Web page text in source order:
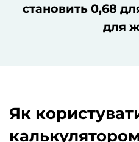
становить 0,68
для
Як
калькулятором